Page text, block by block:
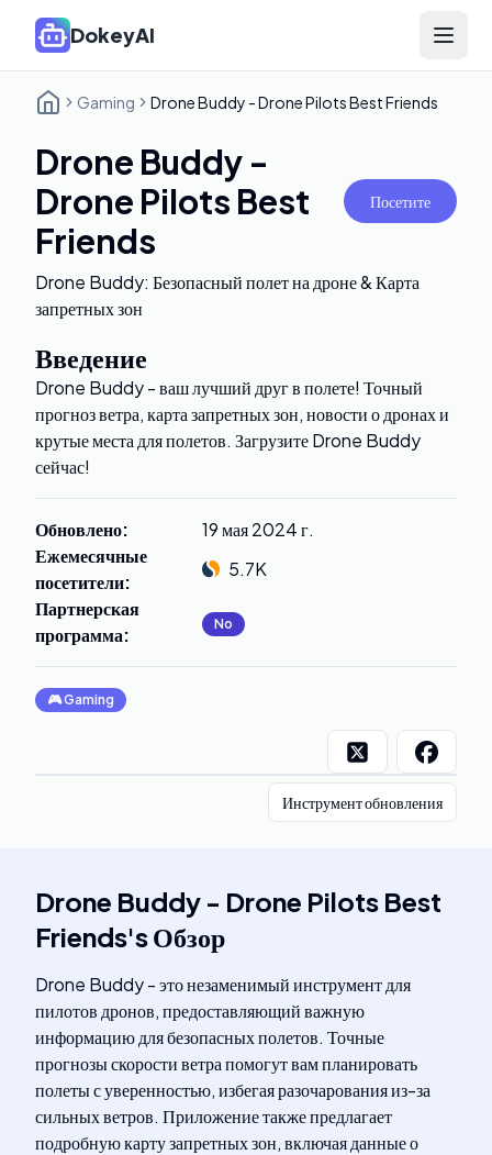
DokeyAI Open
Gaming Drone Buddy - Drone Pilots Best Friends
Drone Buddy -
Drone Pilots Best
Friends
Посетите
Drone Buddy: Безопасный полет на дроне & Карта
запретных зон
Введение
Drone Buddy - ваш лучший друг в полете! Точный
прогноз ветра, карта запретных зон, новости о дронах и
крутые места для полетов. Загрузите Drone Buddy
сейчас!
Обновлено:
19 мая 2024 г.
Ежемесячные
посетители:
5.7K
Партнерская
программа: No
🎮Gaming
Инструмент обновления
Drone Buddy - Drone Pilots Best
Friends'sОбзор
Drone Buddy - это незаменимый инструмент для
пилотов дронов, предоставляющий важную
информацию для безопасных полетов. Точные
прогнозы скорости ветра помогут вам планировать
полеты с уверенностью, избегая разочарования из-за
сильных ветров. Приложение также предлагает
подробную карту запретных зон, включая данные о